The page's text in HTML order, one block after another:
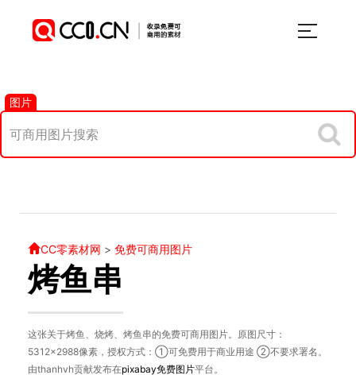
图片
CC零素材网 > 免费可商用图片
烤鱼串
这张关于烤鱼、烧烤、烤鱼串的免费可商用图片。原图尺寸：
5312×2988像素，授权方式：①可免费用于商业用途 ②不要求署名。
由thanhvh贡献发布在pixabay免费图片平台。